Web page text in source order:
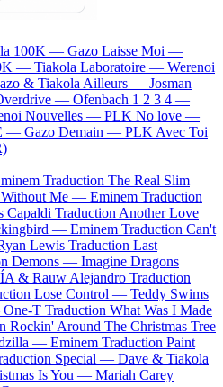
100K — Gazo Laisse Moi —
— Tiakola Laboratoire — Werenoi
& Tiakola Ailleurs — Josman
— Ofenbach 1 2 3 4 —
Nouvelles — PLK No love —
— Gazo Demain — PLK Avec Toi
Traduction The Real Slim
Without Me — Eminem Traduction
Capaldi Traduction Another Love
— Eminem Traduction Can't
Lewis Traduction Last
Demons — Imagine Dragons
& Rauw Alejandro Traduction
Lose Control — Teddy Swims
One-T Traduction What Was I Made
Rockin' Around The Christmas Tree
— Eminem Traduction Paint
Special — Dave & Tiakola
Is You — Mariah Carey